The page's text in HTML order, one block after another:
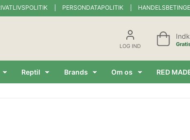
PERSONDATAPOLITIK
LOG IND
Reptil Brands Om os RED